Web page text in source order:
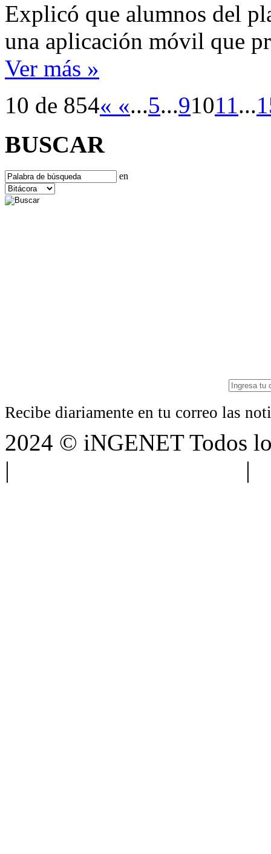
Explicó que alumnos del
una aplicación móvil que
Ver más »
10 de 854« «...5...91011...
BUSCAR
en
Recibe diariamente en tu correo las
2024 © iNGENET Todos
|
|